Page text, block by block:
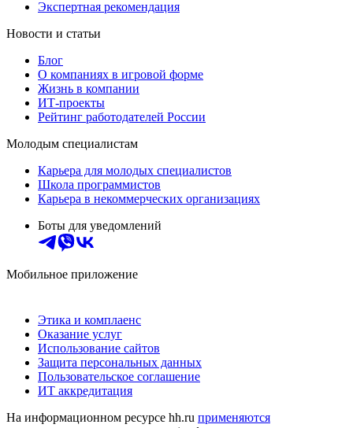
Экспертная рекомендация
Новости и статьи
Блог
О компаниях в игровой форме
Жизнь в компании
ИТ-проекты
Рейтинг работодателей России
Молодым специалистам
Карьера для молодых специалистов
Школа программистов
Карьера в некоммерческих организациях
Боты для уведомлений
Мобильное приложение
Этика и комплаенс
Оказание услуг
Использование сайтов
Защита персональных данных
Пользовательское соглашение
ИТ аккредитация
На информационном ресурсе hh.ru применяются